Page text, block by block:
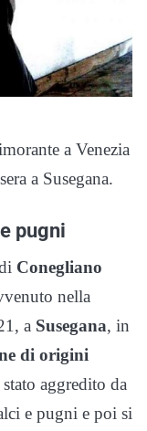
a Venezia
a Susegana.
pugni
Conegliano
nella
a Susegana, in
di origini
stato aggredito da
e pugni e poi si